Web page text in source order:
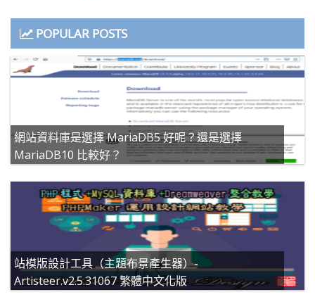
POPULAR POSTS
網站資料庫是選擇 MariaDB5 好呢？還是選擇
MariaDB10 比較好？
站模版設計工具（主題布景產生器）-
Artisteer.v2.5.31067 繁體中文化版